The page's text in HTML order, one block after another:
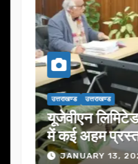
उत्तराखण्ड उत्तराखण्ड
यूजेवीएन
में कई अहम
JANUARY 13,